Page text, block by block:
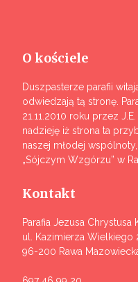
O kościele
Duszpasterze parafii
odwiedzają tą stronę.
21.11.2010 roku przez
nadzieję iż strona ta
naszej młodej
„Sójczym Wzgórzu” w
Kontakt
Parafia Jezusa Chrystusa
ul. Kazimierza Wielkiego
96-200 Rawa